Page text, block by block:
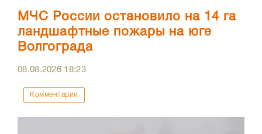
МЧС России остановило на 14 га
ландшафтные пожары на юге
Волгограда
08.08.2026 18:23
Комментарии